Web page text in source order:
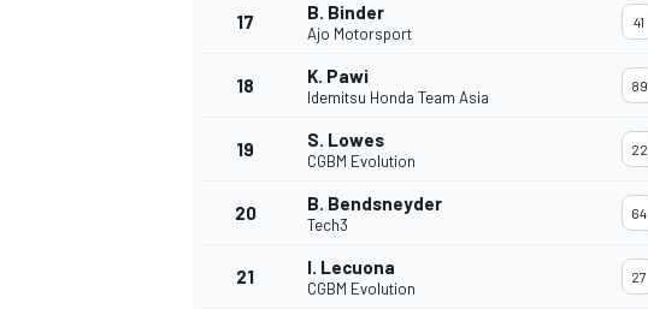
17 B. Binder
Ajo Motorsport
41
18 K. Pawi
Idemitsu Honda Team Asia
89
19 S. Lowes
CGBM Evolution
22
20 B. Bendsneyder
Tech3
64
21 I. Lecuona
CGBM Evolution
27